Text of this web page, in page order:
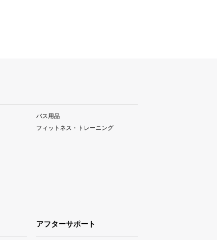
バス用品
フィットネス・トレーニング
アフターサポート